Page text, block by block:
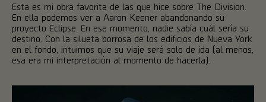
Esta es mi obra favorita de las que hice sobre The Division.
En ella podemos ver a Aaron Keener abandonando su
proyecto Eclipse. En ese momento, nadie sabía cuál sería su
destino. Con la silueta borrosa de los edificios de Nueva York
en el fondo, intuimos que su viaje será solo de ida (al menos,
esa era mi interpretación al momento de hacerla).